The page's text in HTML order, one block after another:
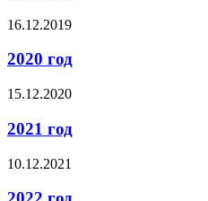
16.12.2019
2020 год
15.12.2020
2021 год
10.12.2021